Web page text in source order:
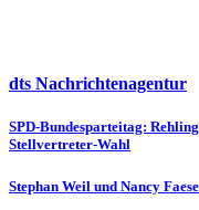
dts Nachrichtenagentur
SPD-Bundesparteitag:
Stellvertreter-Wahl
Stephan Weil und Nancy